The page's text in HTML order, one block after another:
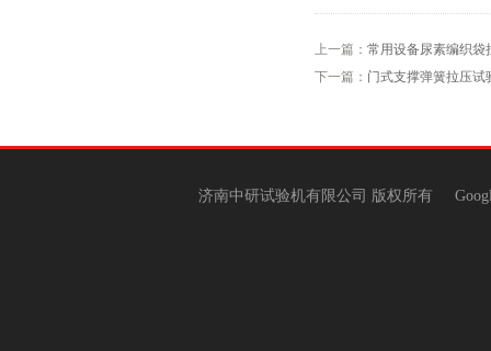
上一篇： 常用设备尿素编织袋
下一篇： 门式支撑弹簧拉压试
济南中研试验机有限公司 版权所有